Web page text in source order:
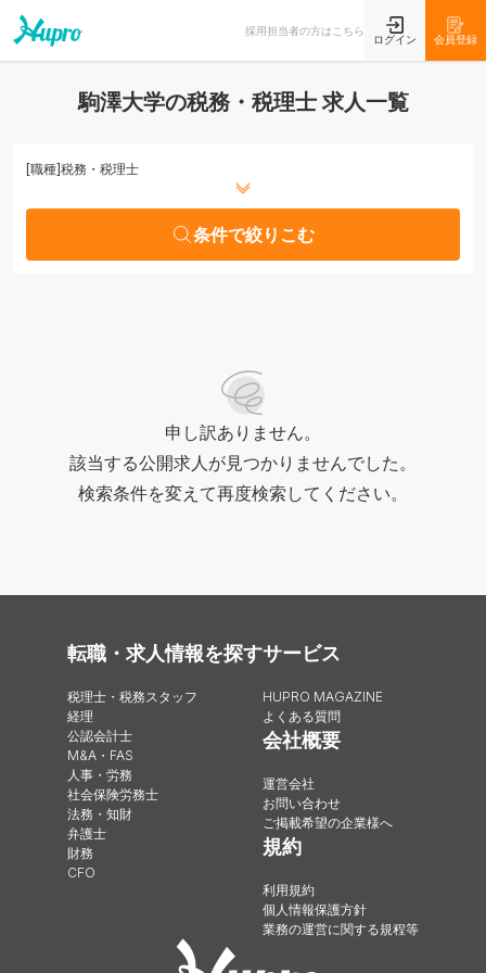
採用担当者の方はこちら
ログイン 会員登録
駒澤大学の税務・税理士 求人一覧
[職種]税務・税理士
条件で絞りこむ
申し訳ありません。
該当する公開求人が見つかりませんでした。
検索条件を変えて再度検索してください。
転職・求人情報を探す
税理士・税務スタッフ
経理
公認会計士
M&A・FAS
人事・労務
社会保険労務士
法務・知財
弁護士
財務
CFO
サービス
HUPRO MAGAZINE
よくある質問
会社概要
運営会社
お問い合わせ
ご掲載希望の企業様へ
規約
利用規約
個人情報保護方針
業務の運営に関する規程等